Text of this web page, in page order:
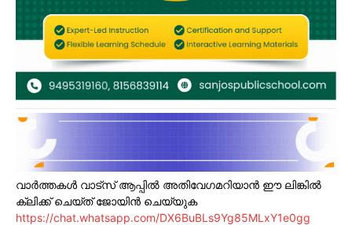
വാർത്തകൾ വാട്സ് ആപ്പിൽ അതിവേഗമറിയാൻ ഈ ലിങ്കിൽ
ക്ലിക്ക് ചെയ്ത് ജോയിൻ ചെയ്യുക
https://chat.whatsapp.com/DX6BuBLs9Yg85MLxY1e0gg